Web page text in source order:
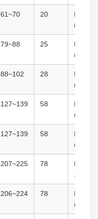
61~70 20
(G1/4)
79~88 25
(G3/8)
88~102 28
(G1/2)
127~139 58
M27x2
((G3/4)
127~139 58
M33x2
((G1)
207~225 78
1/4)
206~224 78
M48x2
((G1 1/